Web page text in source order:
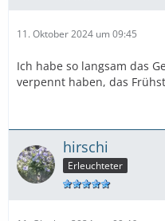
11. Oktober 2024 um 09:45
Ich habe so langsam das
verpennt haben, das
hirschi
Erleuchteter